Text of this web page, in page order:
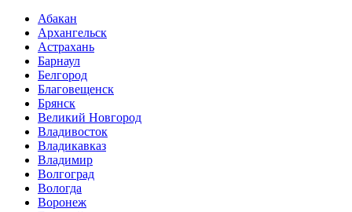
Абакан
Архангельск
Астрахань
Барнаул
Белгород
Благовещенск
Брянск
Великий Новгород
Владивосток
Владикавказ
Владимир
Волгоград
Вологда
Воронеж